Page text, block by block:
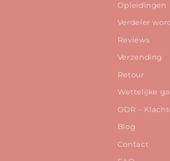
Opleidingen
Verdeler
Reviews
Verzending
Retour
Wettelijke
ODR -
Blog
Contact